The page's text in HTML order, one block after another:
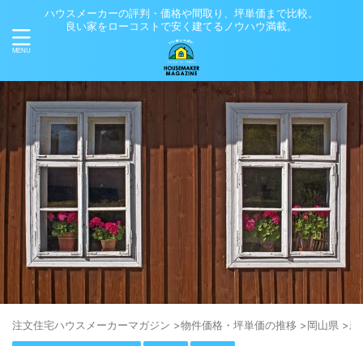
ハウスメーカーの評判・価格や間取り、坪単価まで比較。
良い家をローコストで安く建てるノウハウ満載。
注⽂住宅ハウスメーカーマガジン >物件価格・坪単価の推移 >岡山県 >新